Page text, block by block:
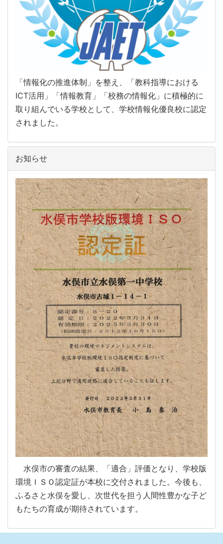
「情報化の推進体制」を整え、「教科指導における
ICT活用」「情報教育」「校務の情報化」に積極的に
取り組んでいる学校として、学校情報化優良校に認定
されました。
お知らせ
水俣市の審査の結果、「適合」評価となり、学校版
環境ＩＳＯ認定証が本校に交付されました。今後も、
ふるさと水俣を愛し、次世代を担う人間性豊かな子ど
もたちの育成が期待されています。